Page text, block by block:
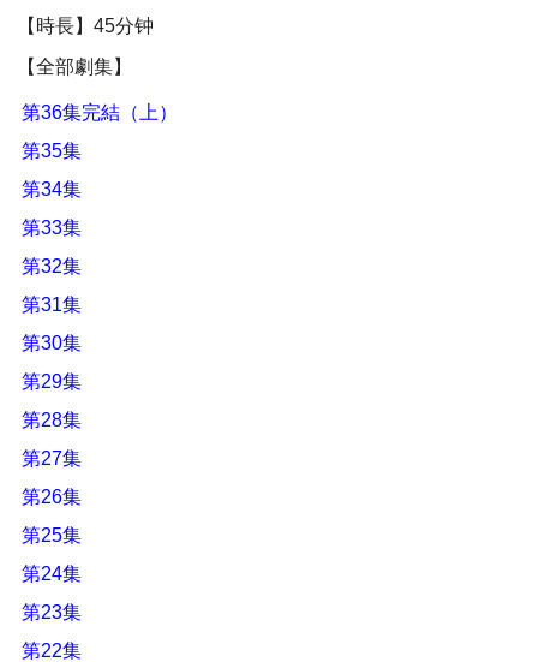
【時長】45分钟
【全部劇集】
第36集完結（上）
第35集
第34集
第33集
第32集
第31集
第30集
第29集
第28集
第27集
第26集
第25集
第24集
第23集
第22集